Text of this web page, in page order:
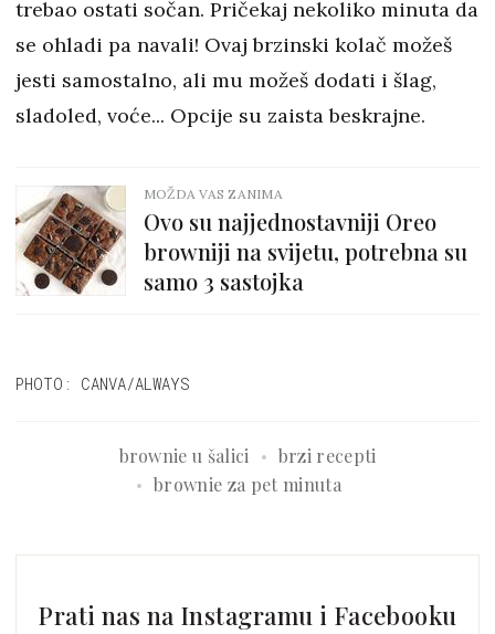
trebao ostati sočan. Pričekaj nekoliko minuta da
se ohladi pa navali! Ovaj brzinski kolač možeš
jesti samostalno, ali mu možeš dodati i šlag,
sladoled, voće... Opcije su zaista beskrajne.
MOŽDA VAS ZANIMA
Ovo su najjednostavniji Oreo
browniji na svijetu, potrebna su
samo 3 sastojka
PHOTO: CANVA/ALWAYS
brownie u šalici
brzi recepti
brownie za pet minuta
Prati nas na Instagramu i Facebooku